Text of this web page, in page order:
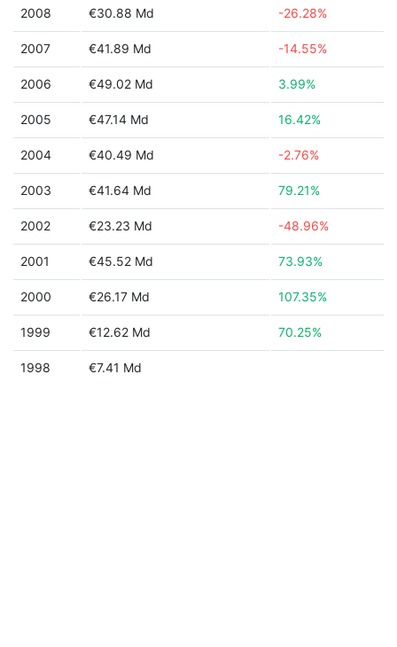
2008 €30.88 Md -26.28%
2007 €41.89 Md -14.55%
2006 €49.02 Md 3.99%
2005 €47.14 Md 16.42%
2004 €40.49 Md -2.76%
2003 €41.64 Md 79.21%
2002 €23.23 Md -48.96%
2001 €45.52 Md 73.93%
2000 €26.17 Md 107.35%
1999 €12.62 Md 70.25%
1998 €7.41 Md